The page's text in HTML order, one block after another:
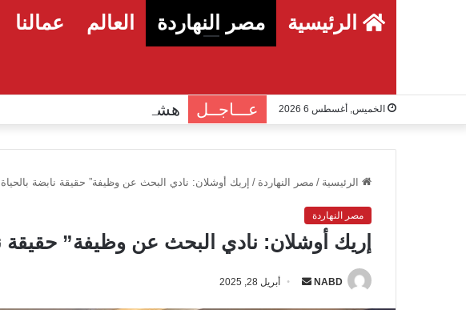
الرئيسية مصر النهاردة العالم عمالنا
الخميس, أغسطس 6 2026 عـــاجــل
الرئيسية / مصر النهاردة / إريك أوشلان: نادي البحث عن وظيفة” حقيقة نابضة بالحياة
مصر النهاردة
إريك أوشلان: نادي البحث عن وظيفة” حقيقة
NABD أبريل 28, 2025